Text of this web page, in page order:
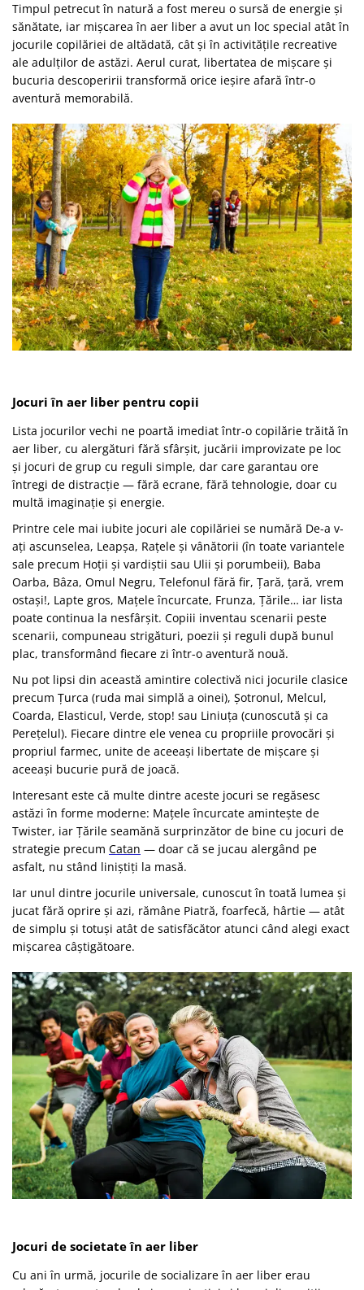
Timpul petrecut în natură a fost mereu o sursă de energie și
sănătate, iar mișcarea în aer liber a avut un loc special atât în
jocurile copilăriei de altădată, cât și în activitățile recreative
ale adulților de astăzi. Aerul curat, libertatea de mișcare și
bucuria descoperirii transformă orice ieșire afară într-o
aventură memorabilă.
Jocuri în aer liber pentru copii
Lista jocurilor vechi ne poartă imediat într-o copilărie trăită în
aer liber, cu alergături fără sfârșit, jucării improvizate pe loc
și jocuri de grup cu reguli simple, dar care garantau ore
întregi de distracție — fără ecrane, fără tehnologie, doar cu
multă imaginație și energie.
Printre cele mai iubite jocuri ale copilăriei se numără De-a v-
ați ascunselea, Leapșa, Rațele și vânătorii (în toate variantele
sale precum Hoții și vardiștii sau Ulii și porumbeii), Baba
Oarba, Bâza, Omul Negru, Telefonul fără fir, Țară, țară, vrem
ostași!, Lapte gros, Mațele încurcate, Frunza, Țările… iar lista
poate continua la nesfârșit. Copiii inventau scenarii peste
scenarii, compuneau strigături, poezii și reguli după bunul
plac, transformând fiecare zi într-o aventură nouă.
Nu pot lipsi din această amintire colectivă nici jocurile clasice
precum Țurca (ruda mai simplă a oinei), Șotronul, Melcul,
Coarda, Elasticul, Verde, stop! sau Liniuța (cunoscută și ca
Perețelul). Fiecare dintre ele venea cu propriile provocări și
propriul farmec, unite de aceeași libertate de mișcare și
aceeași bucurie pură de joacă.
Interesant este că multe dintre aceste jocuri se regăsesc
astăzi în forme moderne: Mațele încurcate amintește de
Twister, iar Țările seamănă surprinzător de bine cu jocuri de
strategie precum Catan — doar că se jucau alergând pe
asfalt, nu stând liniștiți la masă.
Iar unul dintre jocurile universale, cunoscut în toată lumea și
jucat fără oprire și azi, rămâne Piatră, foarfecă, hârtie — atât
de simplu și totuși atât de satisfăcător atunci când alegi exact
mișcarea câștigătoare.
Jocuri de societate în aer liber
Cu ani în urmă, jocurile de socializare în aer liber erau